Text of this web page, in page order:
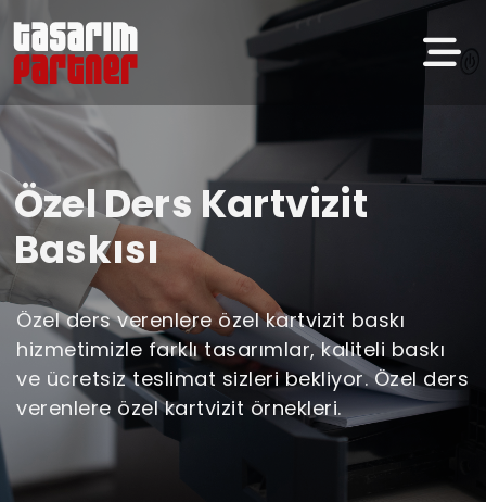
Özel Ders Kartvizit
Baskısı
Özel ders verenlere özel kartvizit baskı
hizmetimizle farklı tasarımlar, kaliteli baskı
ve ücretsiz teslimat sizleri bekliyor. Özel ders
verenlere özel kartvizit örnekleri.